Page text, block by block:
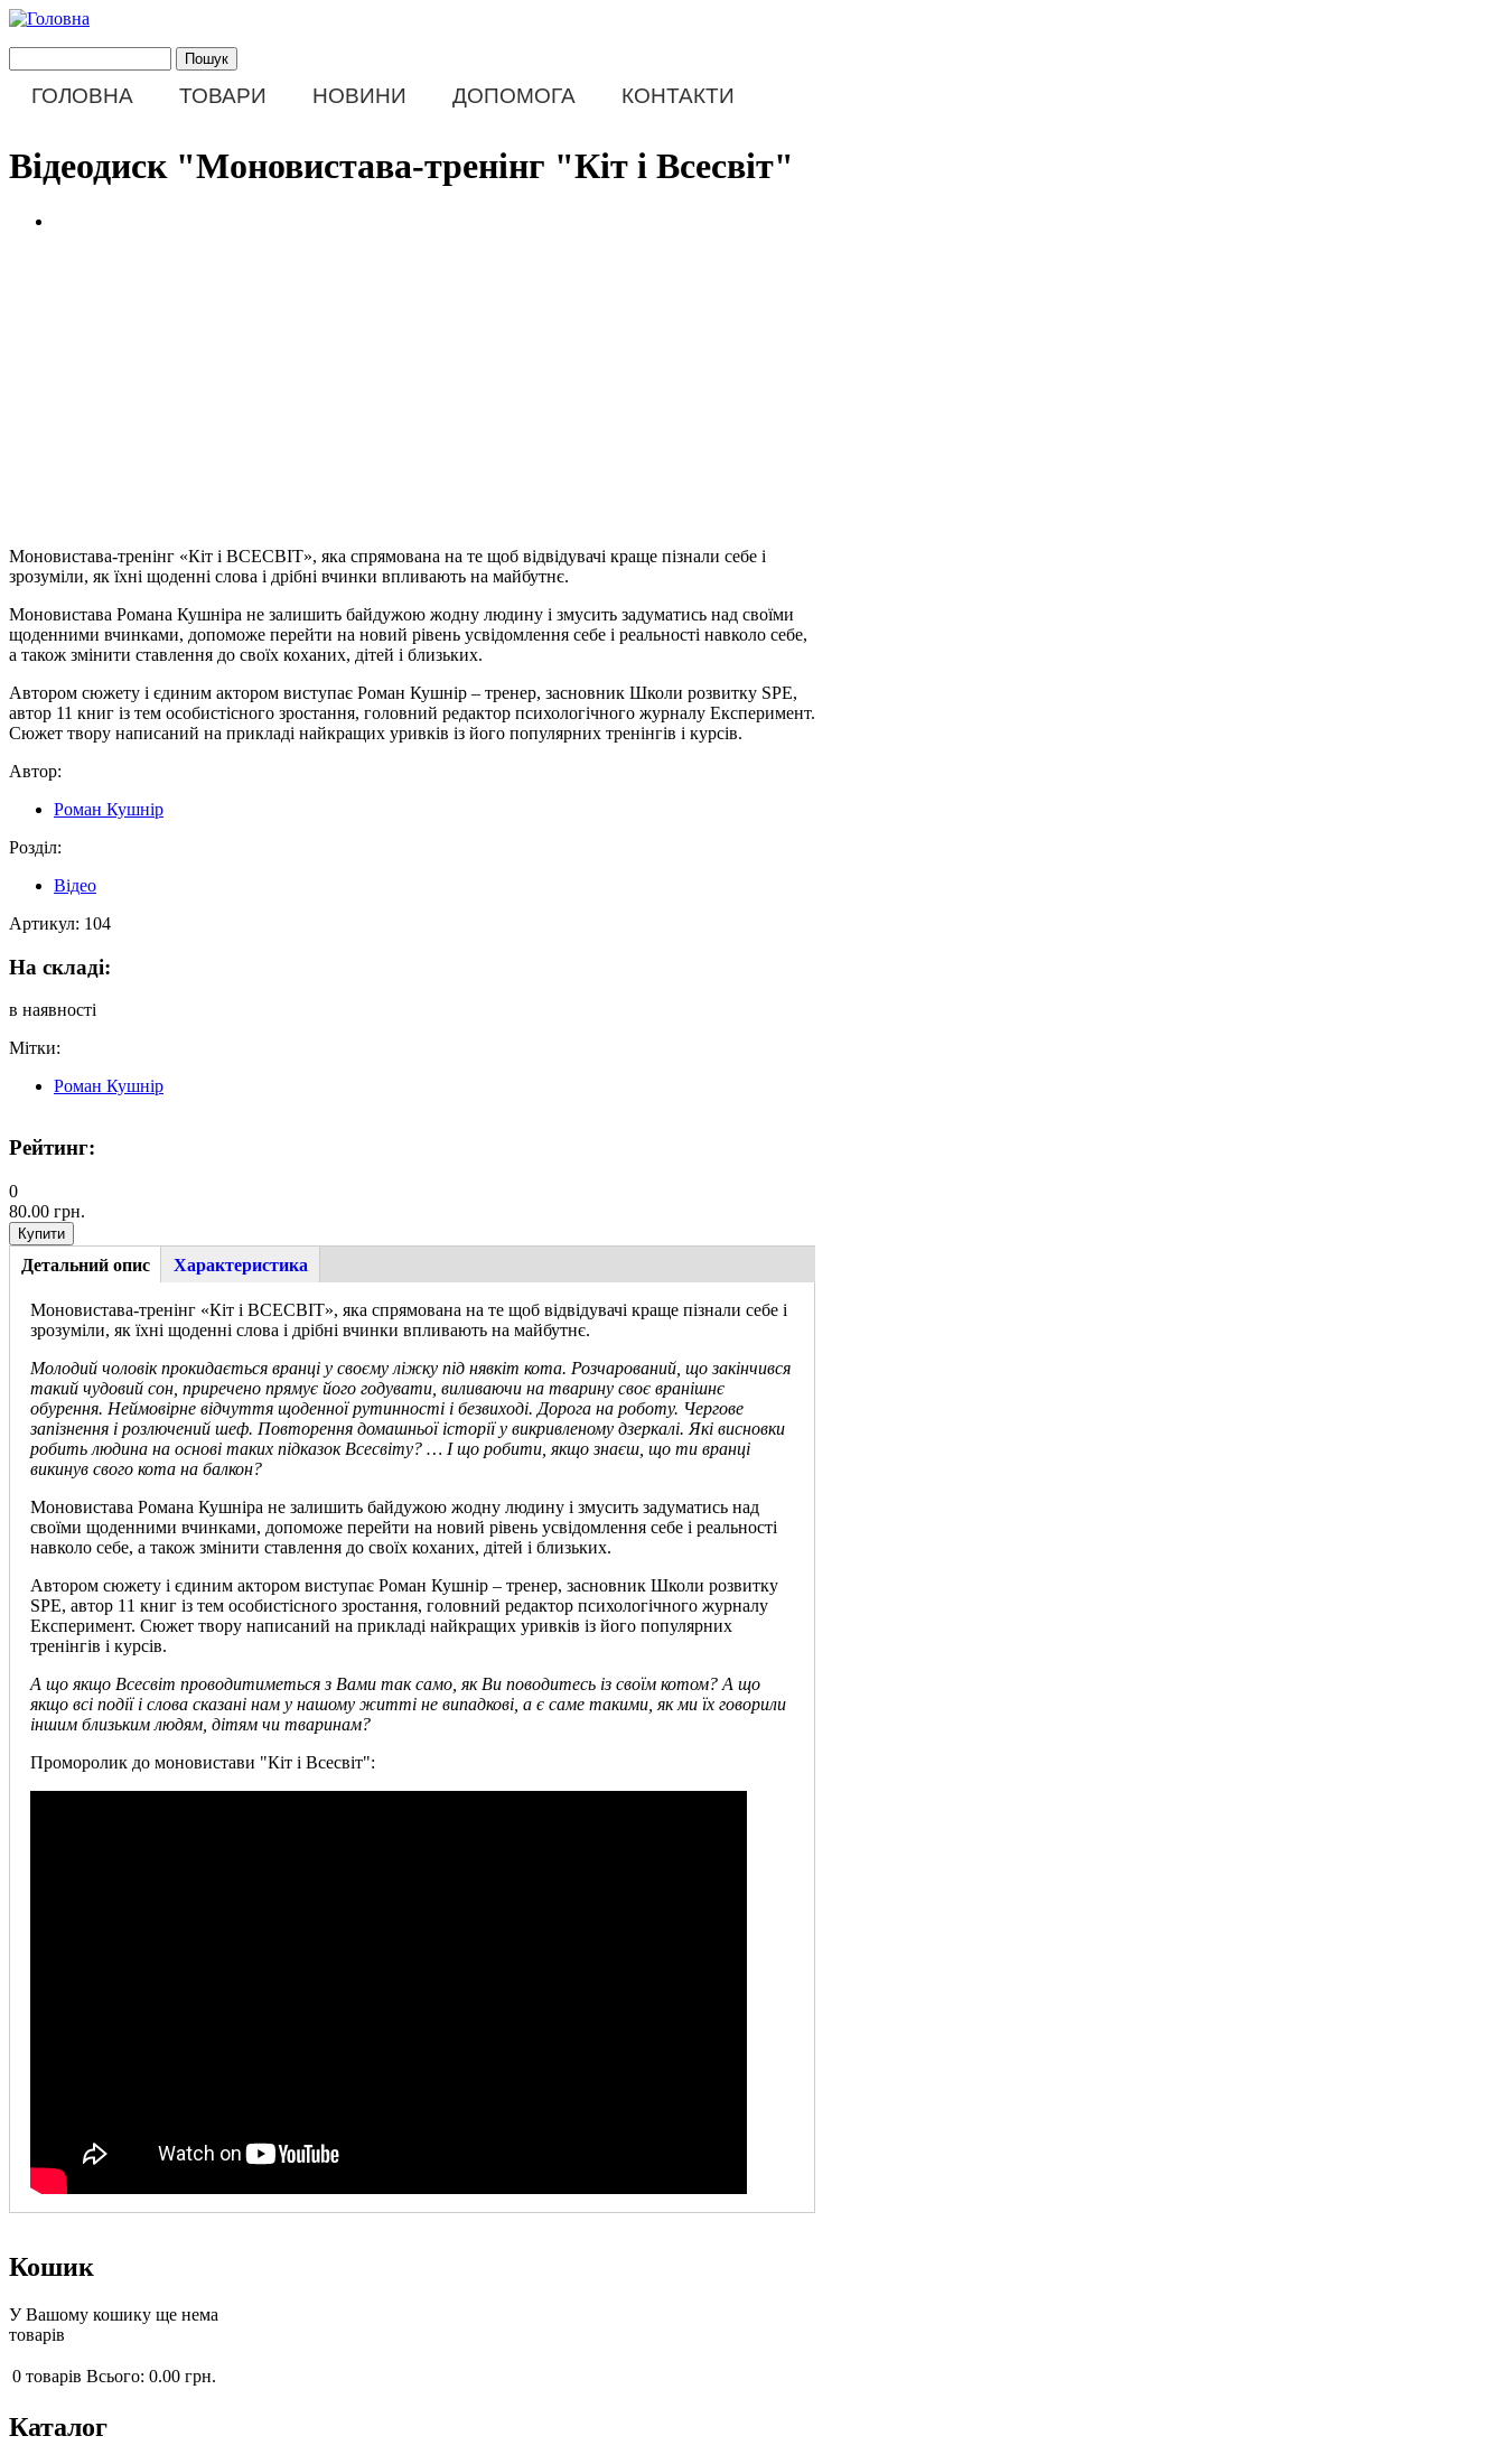
Перейти до основного матеріалу
Пошукова форма
Main menu
ГОЛОВНА ТОВАРИ НОВИНИ ДОПОМОГА КОНТАКТИ
Відеодиск "Моновистава-тренінг "Кіт і Всесвіт"
Моновистава-тренінг «Кіт і ВСЕСВІТ», яка спрямована на те щоб відвідувачі краще пізнали себе і
зрозуміли, як їхні щоденні слова і дрібні вчинки впливають на майбутнє.
Моновистава Романа Кушніра не залишить байдужою жодну людину і змусить задуматись над своїми
щоденними вчинками, допоможе перейти на новий рівень усвідомлення себе і реальності навколо себе,
а також змінити ставлення до своїх коханих, дітей і близьких.
Автором сюжету і єдиним актором виступає Роман Кушнір – тренер, засновник Школи розвитку SPE,
автор 11 книг із тем особистісного зростання, головний редактор психологічного журналу Експеримент.
Сюжет твору написаний на прикладі найкращих уривків із його популярних тренінгів і курсів.
Автор:
Роман Кушнір
Розділ:
Відео
Артикул: 104
На складі:
в наявності
Мітки:
Роман Кушнір
Рейтинг:
0
80.00 грн.
Tab group
Детальний опис(активна
вкладка)
Характеристика
Моновистава-тренінг «Кіт і ВСЕСВІТ», яка спрямована на те щоб відвідувачі краще пізнали себе і
зрозуміли, як їхні щоденні слова і дрібні вчинки впливають на майбутнє.
Молодий чоловік прокидається вранці у своєму ліжку під нявкіт кота. Розчарований, що закінчився
такий чудовий сон, приречено прямує його годувати, виливаючи на тварину своє вранішнє
обурення. Неймовірне відчуття щоденної рутинності і безвиході. Дорога на роботу. Чергове
запізнення і розлючений шеф. Повторення домашньої історії у викривленому дзеркалі. Які висновки
робить людина на основі таких підказок Всесвіту? … І що робити, якщо знаєш, що ти вранці
викинув свого кота на балкон?
Моновистава Романа Кушніра не залишить байдужою жодну людину і змусить задуматись над
своїми щоденними вчинками, допоможе перейти на новий рівень усвідомлення себе і реальності
навколо себе, а також змінити ставлення до своїх коханих, дітей і близьких.
Автором сюжету і єдиним актором виступає Роман Кушнір – тренер, засновник Школи розвитку
SPE, автор 11 книг із тем особистісного зростання, головний редактор психологічного журналу
Експеримент. Сюжет твору написаний на прикладі найкращих уривків із його популярних
тренінгів і курсів.
А що якщо Всесвіт проводитиметься з Вами так само, як Ви поводитесь із своїм котом? А що
якщо всі події і слова сказані нам у нашому житті не випадкові, а є саме такими, як ми їх говорили
іншим близьким людям, дітям чи тваринам?
Проморолик до моновистави "Кіт і Всесвіт":
Кошик
У Вашому кошику ще нема
товарів
0 товарів Всього: 0.00 грн.
Каталог